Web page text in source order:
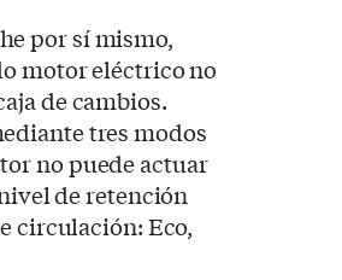
por sí mismo,
motor eléctrico no
de cambios.
tres modos
no puede actuar
de retención
circulación: Eco,